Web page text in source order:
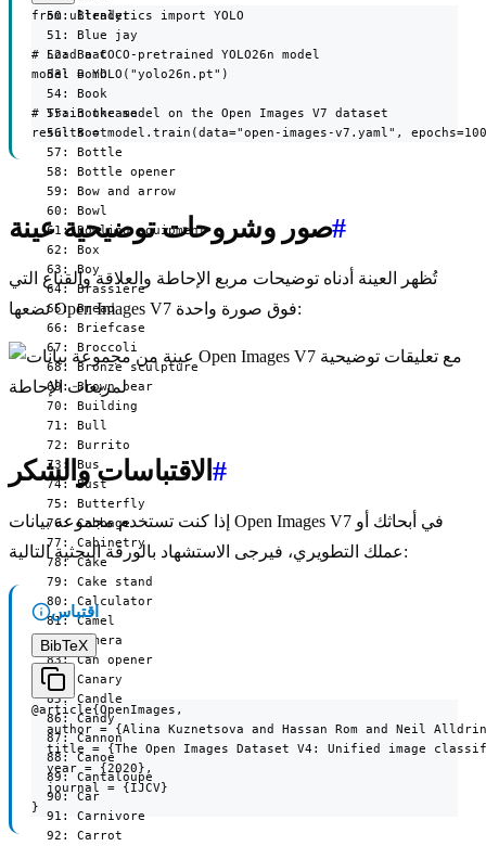
from ultralytics import YOLO
# Load a COCO-pretrained YOLO26n model
model = YOLO("yolo26n.pt")
# Train the model on the Open Images V7 dataset
results = model.train(data="open-images-v7.yaml",
صور وشروحات توضيحية عينة#
تُظهر العينة أدناه توضيحات مربع الإحاطة والعلاقة والقناع التي
تضعها Open Images V7 فوق صورة واحدة:
الاقتباسات والشكر #
إذا كنت تستخدم مجموعة بيانات Open Images V7 في أبحاثك أو
عملك التطويري، فيرجى الاستشهاد بالورقة البحثية التالية:
اقتباس
BibTeX
@article{OpenImages,
author = {Alina Kuznetsova and Hassan Rom and Neil
title = {The Open Images Dataset V4: Unified image
  year = {2020},
  journal = {IJCV}
}